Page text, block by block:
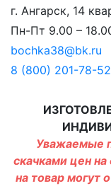
г. Ангарск, 14
Пн-Пт 9.00 –
bochka38@bk.ru
8 (800) 201-78-52
Уважаемые
скачками цен
на товар могут